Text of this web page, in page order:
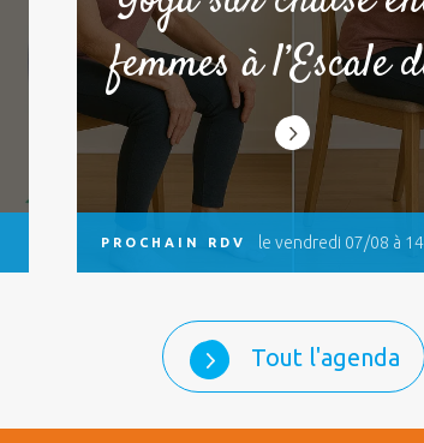
femmes à l’Escale
PROCHAIN RDV le vendredi 07/08 à
Tout l'agenda